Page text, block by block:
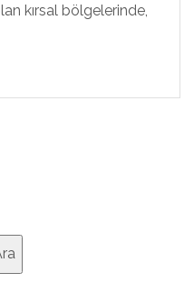
kırsal bölgelerinde,